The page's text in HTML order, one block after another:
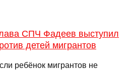
СПЧ Фадеев выступил
детей мигрантов
ребёнок мигрантов не